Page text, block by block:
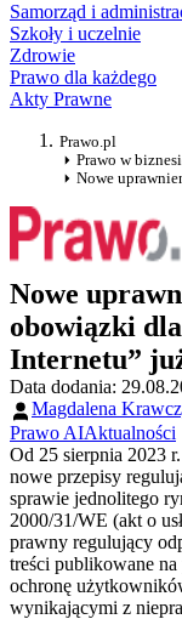
Samorząd i
Szkoły i uczelnie
Zdrowie
Prawo dla każdego
Akty Prawne
Prawo.pl
Prawo w
Nowe
Nowe
obowiązki
Internetu”
Data dodania:
Magdalena
Prawo AIAktualności
Od 25 sierpnia 2023
nowe przepisy
sprawie jednolitego
2000/31/WE (akt o
prawny regulujący
treści publikowane
ochronę
wynikającymi z